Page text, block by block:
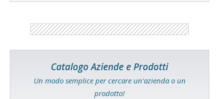
Catalogo Aziende e Prodotti
Un modo semplice per cercare un'azienda o un
prodotto!